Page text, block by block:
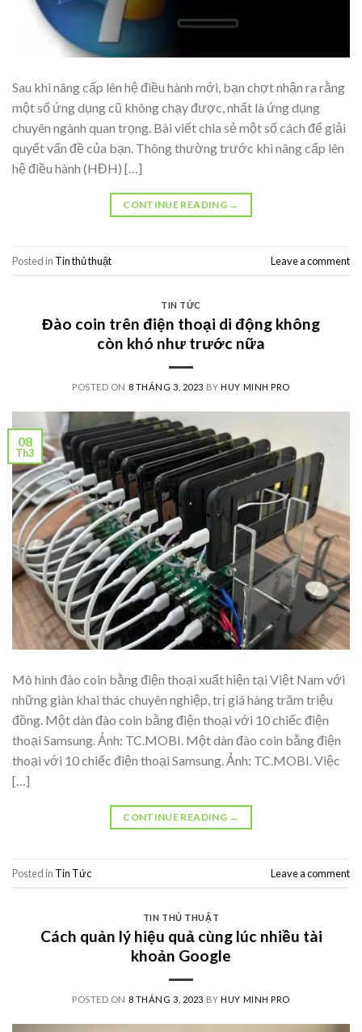
Sau khi nâng cấp lên hệ điều hành mới, bạn chợt nhận ra rằng
một số ứng dụng cũ không chạy được, nhất là ứng dụng
chuyên ngành quan trọng. Bài viết chia sẻ một số cách để giải
quyết vấn đề của bạn. Thông thường trước khi nâng cấp lên
hệ điều hành (HĐH) […]
CONTINUE READING →
Posted in Tin thủ thuật Leave a comment
TIN TỨC
Đào coin trên điện thoại di động không
còn khó như trước nữa
POSTED ON 8 THÁNG 3, 2023 BYHUY MINH PRO
08
Th3
Mô hình đào coin bằng điện thoại xuất hiện tại Việt Nam với
những giàn khai thác chuyên nghiệp, trị giá hàng trăm triệu
đồng. Một dàn đào coin bằng điện thoại với 10 chiếc điện
thoại Samsung. Ảnh: TC.MOBI. Một dàn đào coin bằng điện
thoại với 10 chiếc điện thoại Samsung. Ảnh: TC.MOBI. Việc
[…]
CONTINUE READING →
Posted in Tin Tức Leave a comment
TIN THỦ THUẬT
Cách quản lý hiệu quả cùng lúc nhiều tài
khoản Google
POSTED ON 8 THÁNG 3, 2023 BYHUY MINH PRO